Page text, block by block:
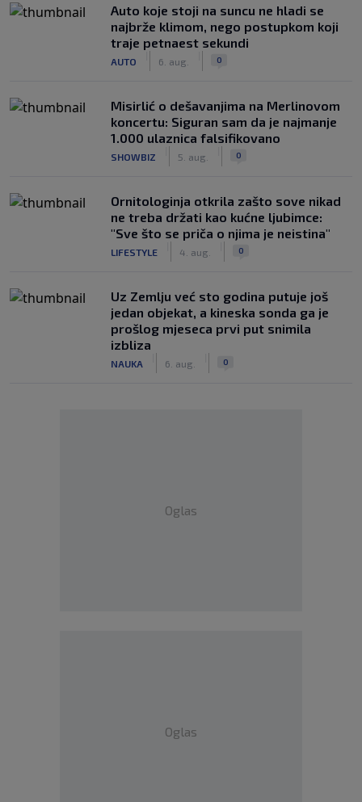
Auto koje stoji na suncu ne hladi se
najbrže klimom, nego postupkom koji
traje petnaest sekundi
AUTO 6. aug. 0
Misirlić o dešavanjima na Merlinovom
koncertu: Siguran sam da je najmanje
1.000 ulaznica falsifikovano
SHOWBIZ 5. aug. 0
Ornitologinja otkrila zašto sove nikad
ne treba držati kao kućne ljubimce:
"Sve što se priča o njima je neistina"
LIFESTYLE 4. aug. 0
Uz Zemlju već sto godina putuje još
jedan objekat, a kineska sonda ga je
prošlog mjeseca prvi put snimila
izbliza
NAUKA 6. aug. 0
Oglas
Oglas